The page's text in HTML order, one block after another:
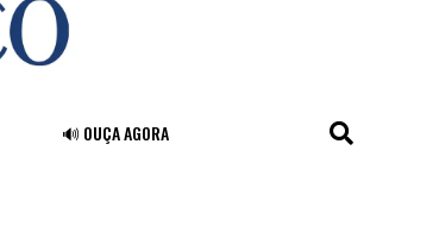
🔊 OUÇA AGORA